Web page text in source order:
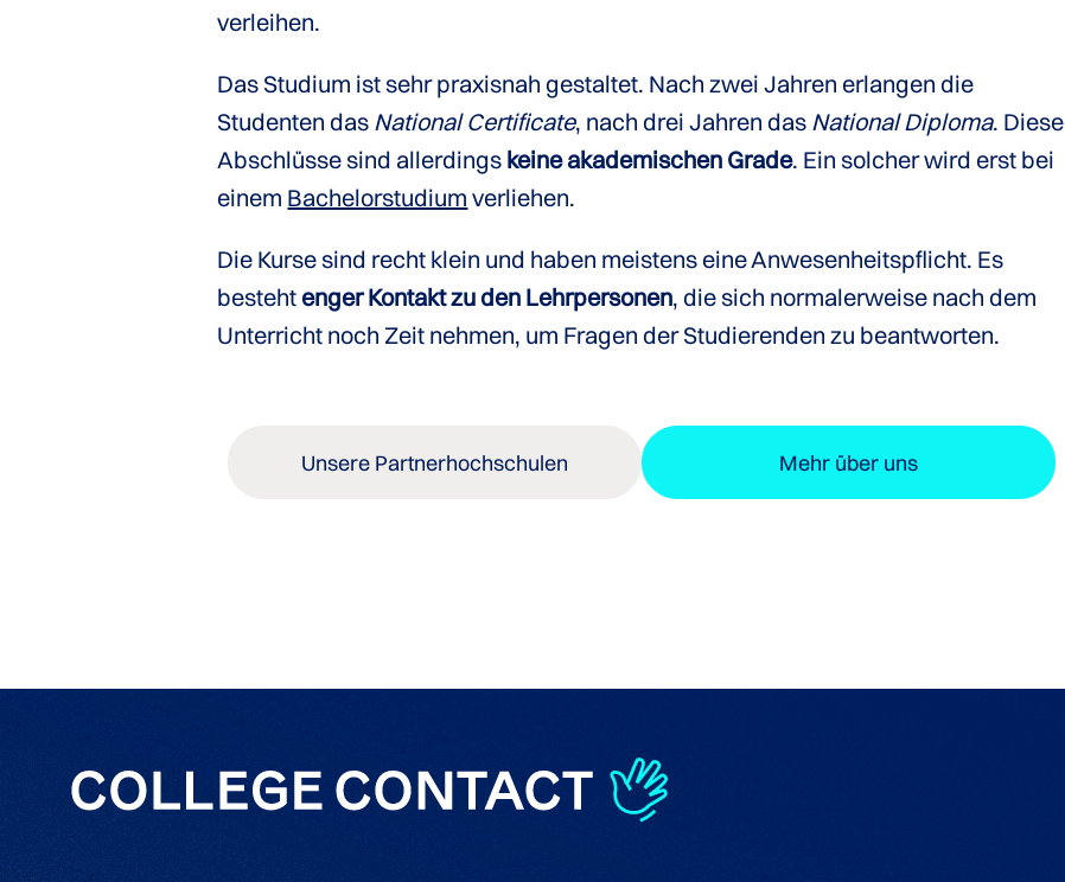
verleihen.
Das Studium ist sehr praxisnah gestaltet. Nach zwei Jahren erlangen die
Studenten das National Certificate, nach drei Jahren das National Diploma. Diese
Abschlüsse sind allerdings keine akademischen Grade. Ein solcher wird erst bei
einem Bachelorstudium verliehen.
Die Kurse sind recht klein und haben meistens eine Anwesenheitspflicht. Es
bestehtenger Kontakt zu den Lehrpersonen, die sich normalerweise nach dem
Unterricht noch Zeit nehmen, um Fragen der Studierenden zu beantworten.
Unsere Partnerhochschulen Mehr über uns